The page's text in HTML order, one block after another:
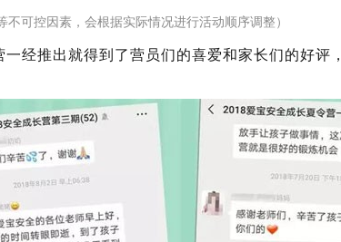
不可控因素，会根据实际情况进行活动顺序调整）
一经推出就得到了营员们的喜爱和家长们的好